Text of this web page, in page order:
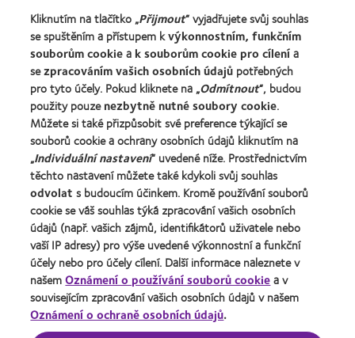
Nový uživatel
Zkušený uživatel
Blog
O společnosti CooperVision
Kariéra v CooperVision
Kontaktujte nás
Právní rámec
Ochrana osobních údajů
Oznámení o používání souborů cookie
Podmínky poskytování služeb
Pravidla zasílání komentářů
Kliknutím na tlačítko „Přijmout“ vyjadřujete svůj souhlas
se spuštěním a přístupem kvýkonnostním, funkčním
souborům cookiea k souborům cookie pro cílenía
sezpracováním vašich osobních údajů potřebných
pro tyto účely. Pokud kliknete na „Odmítnout“, budou
použity pouzenezbytně nutné soubory cookie.
Můžete si také přizpůsobit své preference týkající se
souborů cookie a ochrany osobních údajů kliknutím na
„Individuální nastavení“ uvedené níže. Prostřednictvím
těchto nastavení můžete také kdykoli svůj souhlas
odvolat s budoucím účinkem. Kromě používání souborů
cookie se váš souhlas týká zpracování vašich osobních
údajů (např. vašich zájmů, identifikátorů uživatele nebo
vaší IP adresy) pro výše uvedené výkonnostní a funkční
účely nebo pro účely cílení. Další informace naleznete v
našemOznámení o používání souborů cookiea v
souvisejícím zpracování vašich osobních údajů v našem
Oznámení o ochraně osobních údajů.